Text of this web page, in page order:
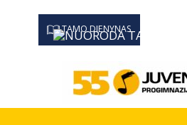
TAMO DIENYNAS